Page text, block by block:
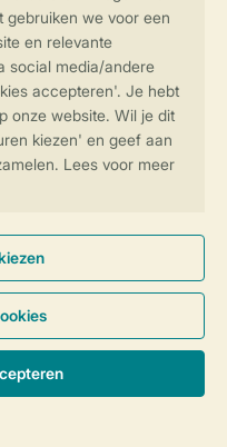
gegevens &
Cookies en banners
© 2026 Landal